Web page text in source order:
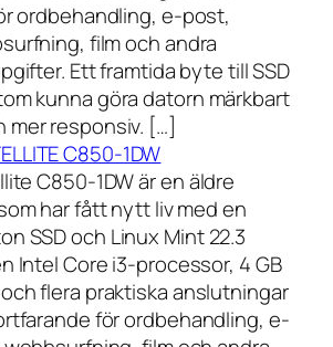
ordbehandling, e-post,
film och andra
Ett framtida byte till SSD
kunna göra datorn märkbart
mer responsiv. […]
C850-1DW
C850-1DW är en äldre
har fått nytt liv med en
SSD och Linux Mint 22.3
Intel Core i3-processor, 4 GB
flera praktiska anslutningar
för ordbehandling, e-